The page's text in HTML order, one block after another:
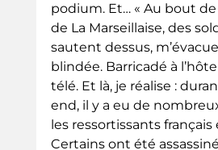
podium. Et… « Au bout
de La Marseillaise, des
sautent dessus,
blindée. Barricadé à
télé. Et là, je réalise :
end, il y a eu de
les ressortissants
Certains ont été